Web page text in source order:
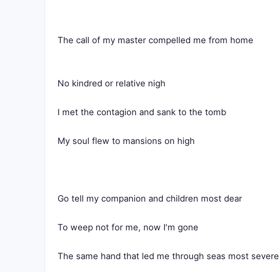
The call of my master compelled me from home
No kindred or relative nigh
I met the contagion and sank to the tomb
My soul flew to mansions on high
Go tell my companion and children most dear
To weep not for me, now I'm gone
The same hand that led me through seas most severe